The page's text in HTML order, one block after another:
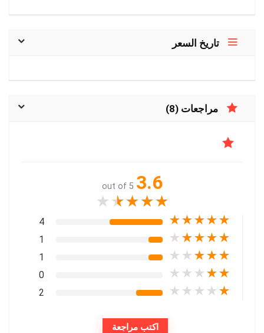
تاريخ السعر
مراجعات (8)
3.6
out of 5
★
★
★
★
★
★
★
★
★
★
4
★
★
★
★
★
1
★
★
★
★
★
1
★
★
★
★
★
0
★
★
★
★
★
2
اكتب مراجعة